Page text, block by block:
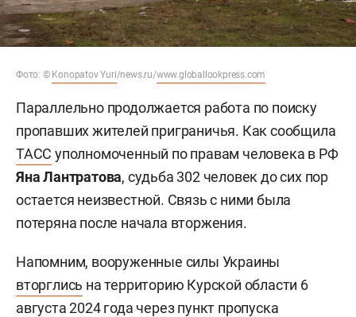
Фото: © Konopatov Yuri/news.ru/www.globallookpress.com
Параллельно продолжается работа по поиску
пропавших жителей приграничья. Как сообщила
ТАСС уполномоченный по правам человека в РФ
Яна Лантратова, судьба 302 человек до сих пор
остается неизвестной. Связь с ними была
потеряна после начала вторжения.
Напомним, вооруженные силы Украины
вторглись на территорию Курской области 6
августа 2024 года через пункт пропуска